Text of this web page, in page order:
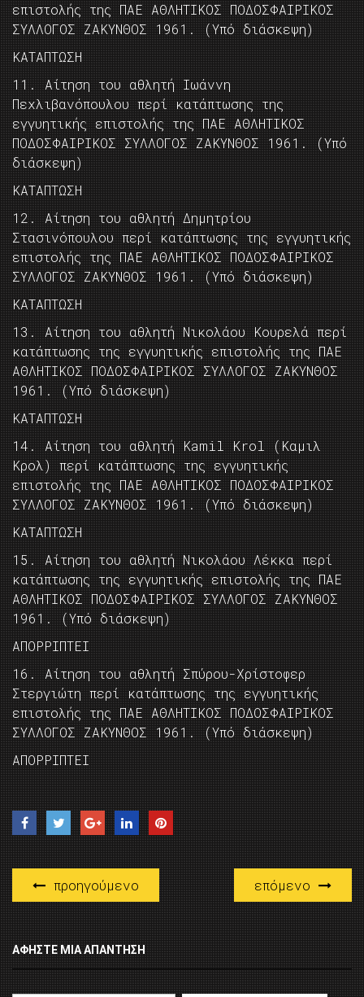
επιστολής της ΠΑΕ ΑΘΛΗΤΙΚΟΣ ΠΟΔΟΣΦΑΙΡΙΚΟΣ
ΣΥΛΛΟΓΟΣ ΖΑΚΥΝΘΟΣ 1961. (Υπό διάσκεψη)
KAΤΑΠΤΩΣΗ
11. Αίτηση του αθλητή Ιωάννη
Πεχλιβανόπουλου περί κατάπτωσης της
εγγυητικής επιστολής της ΠΑΕ ΑΘΛΗΤΙΚΟΣ
ΠΟΔΟΣΦΑΙΡΙΚΟΣ ΣΥΛΛΟΓΟΣ ΖΑΚΥΝΘΟΣ 1961. (Υπό
διάσκεψη)
KAΤΑΠΤΩΣΗ
12. Αίτηση του αθλητή Δημητρίου
Στασινόπουλου περί κατάπτωσης της εγγυητικής
επιστολής της ΠΑΕ ΑΘΛΗΤΙΚΟΣ ΠΟΔΟΣΦΑΙΡΙΚΟΣ
ΣΥΛΛΟΓΟΣ ΖΑΚΥΝΘΟΣ 1961. (Υπό διάσκεψη)
KAΤΑΠΤΩΣΗ
13. Αίτηση του αθλητή Νικολάου Κουρελά περί
κατάπτωσης της εγγυητικής επιστολής της ΠΑΕ
ΑΘΛΗΤΙΚΟΣ ΠΟΔΟΣΦΑΙΡΙΚΟΣ ΣΥΛΛΟΓΟΣ ΖΑΚΥΝΘΟΣ
1961. (Υπό διάσκεψη)
KAΤΑΠΤΩΣΗ
14. Αίτηση του αθλητή Kamil Krol (Καμιλ
Κρολ) περί κατάπτωσης της εγγυητικής
επιστολής της ΠΑΕ ΑΘΛΗΤΙΚΟΣ ΠΟΔΟΣΦΑΙΡΙΚΟΣ
ΣΥΛΛΟΓΟΣ ΖΑΚΥΝΘΟΣ 1961. (Υπό διάσκεψη)
KAΤΑΠΤΩΣΗ
15. Αίτηση του αθλητή Νικολάου Λέκκα περί
κατάπτωσης της εγγυητικής επιστολής της ΠΑΕ
ΑΘΛΗΤΙΚΟΣ ΠΟΔΟΣΦΑΙΡΙΚΟΣ ΣΥΛΛΟΓΟΣ ΖΑΚΥΝΘΟΣ
1961. (Υπό διάσκεψη)
ΑΠΟΡΡΙΠΤΕΙ
16. Αίτηση του αθλητή Σπύρου-Χρίστοφερ
Στεργιώτη περί κατάπτωσης της εγγυητικής
επιστολής της ΠΑΕ ΑΘΛΗΤΙΚΟΣ ΠΟΔΟΣΦΑΙΡΙΚΟΣ
ΣΥΛΛΟΓΟΣ ΖΑΚΥΝΘΟΣ 1961. (Υπό διάσκεψη)
ΑΠΟΡΡΙΠΤΕΙ
προηγούμενο επόμενο
ΑΦΉΣΤΕ ΜΙΑ ΑΠΆΝΤΗΣΗ